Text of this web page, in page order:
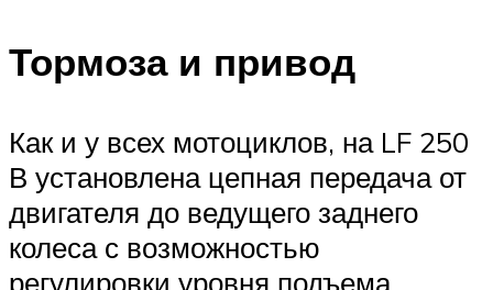
Тормоза и привод
Как и у всех мотоциклов, на LF 250
В установлена цепная передача от
двигателя до ведущего заднего
колеса с возможностью
регулировки уровня подъема